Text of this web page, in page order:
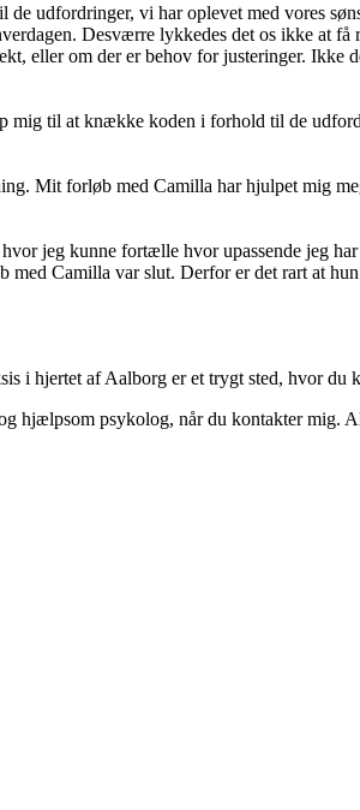
udfordringer, vi har oplevet med vores
Desværre lykkedes det os ikke at
eller om der er behov for justeringer.
til at knække koden i forhold til de
Mit forløb med Camilla har hjulpet mig
jeg kunne fortælle hvor upassende jeg
Camilla var slut. Derfor er det rart at
i hjertet af Aalborg er et trygt sted, hvor du
hjælpsom psykolog, når du kontakter mig.